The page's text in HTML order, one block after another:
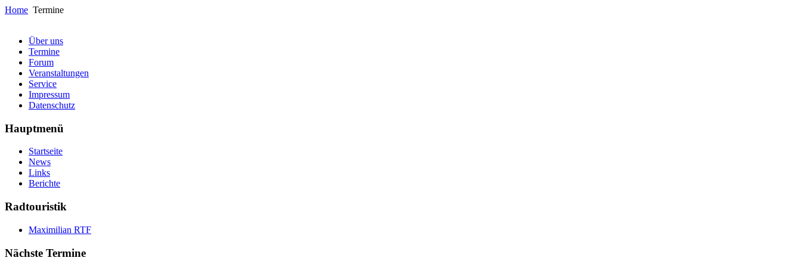
Home Termine
Über uns
Termine
Forum
Veranstaltungen
Service
Impressum
Datenschutz
Hauptmenü
Startseite
News
Links
Berichte
Radtouristik
Maximilian RTF
Nächste Termine